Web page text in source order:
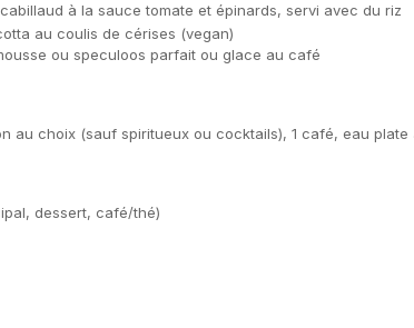
à la sauce tomate et épinards, servi avec du riz
au coulis de cérises (vegan)
ou speculoos parfait ou glace au café
au choix (sauf spiritueux ou cocktails), 1 café, eau plate
dessert, café/thé)